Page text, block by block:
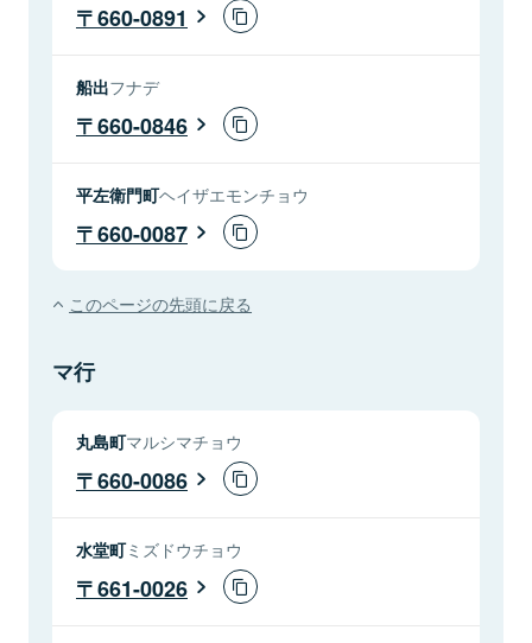
660-0891
船出フナデ
660-0846
平左衛門町ヘイザエモンチョウ
660-0087
このページの先頭に戻る
マ行
丸島町マルシマチョウ
660-0086
水堂町ミズドウチョウ
661-0026